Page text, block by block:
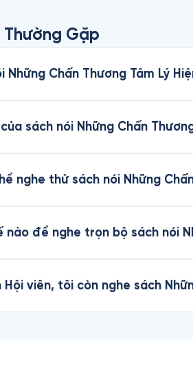
Thường Gặp
Những Chấn Thương Tâm Lý
sách nói Những Chấn
nghe thử sách nói Những
nào để nghe trọn bộ sách nói
Hội viên, tôi còn nghe sách